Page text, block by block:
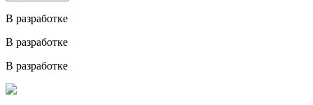
В разработке
В разработке
В разработке